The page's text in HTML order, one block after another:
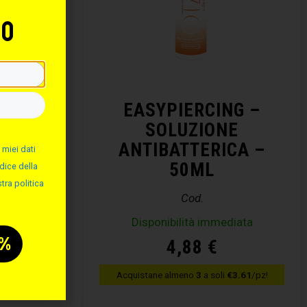
–
EASYPIERCING –
SOLUZIONE
ANTIBATTERICA –
50ML
Cod.
Disponibilità immediata
4,88 €
Acquistane almeno 3 a soli €3.61/pz!
dati
della
politica